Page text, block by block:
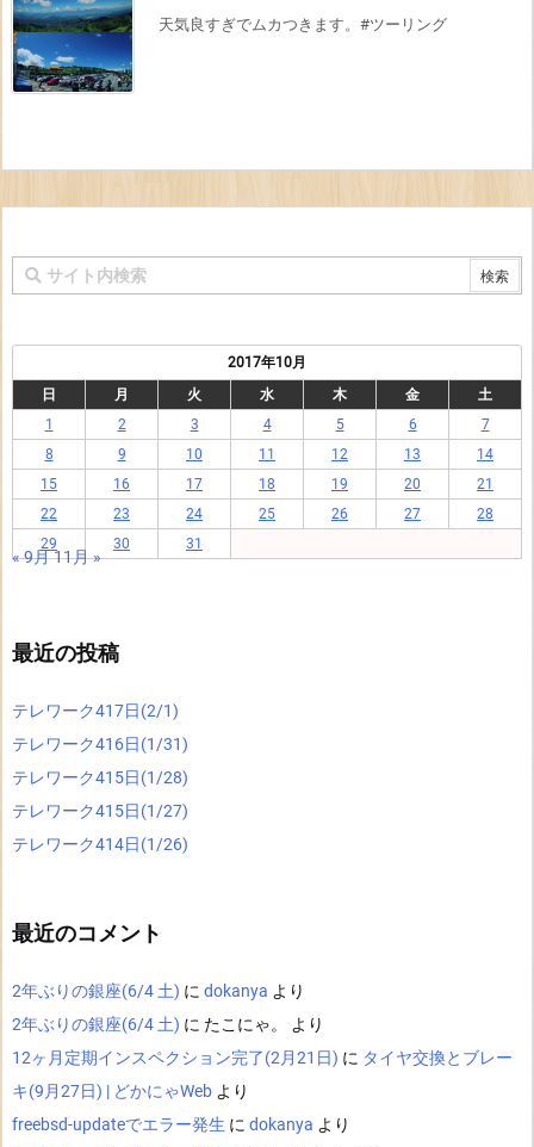
天気良すぎでムカつきます。#ツーリング
2017年10月
日
月 火 水 木 金
土
1
2 3 4 5 6
7
8
9 10 11 12 13
14
15
16 17 18 19 20
21
22
23 24 25 26 27
28
29
30 31
« 9月11月 »
最近の投稿
テレワーク417日(2/1)
テレワーク416日(1/31)
テレワーク415日(1/28)
テレワーク415日(1/27)
テレワーク414日(1/26)
最近のコメント
2年ぶりの銀座(6/4 土) に dokanya より
2年ぶりの銀座(6/4 土) に たこにゃ。
より
12ヶ月定期インスペクション完了(2月21日) に タイヤ交換とブレー
キ(9月27日) | どかにゃWeb より
freebsd-updateでエラー発生 に dokanya より